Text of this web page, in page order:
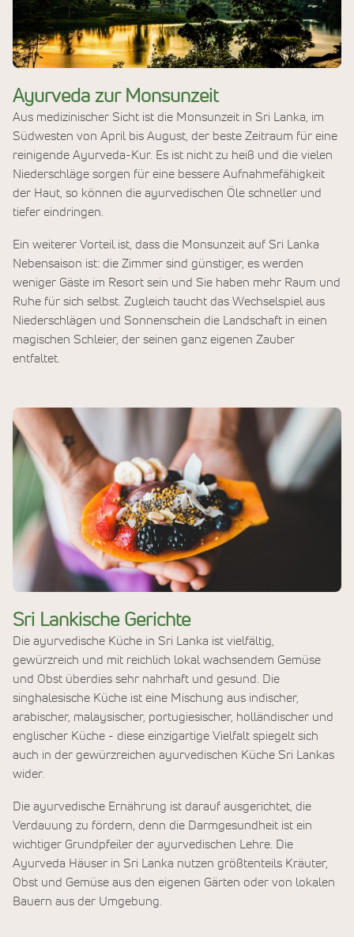
Ayurveda zur Monsunzeit
Aus medizinischer Sicht ist die Monsunzeit in Sri Lanka, im
Südwesten von April bis August, der beste Zeitraum für eine
reinigende Ayurveda-Kur. Es ist nicht zu heiß und die vielen
Niederschläge sorgen für eine bessere Aufnahmefähigkeit
der Haut, so können die ayurvedischen Öle schneller und
tiefer eindringen.
Ein weiterer Vorteil ist, dass die Monsunzeit auf Sri Lanka
Nebensaison ist: die Zimmer sind günstiger, es werden
weniger Gäste im Resort sein und Sie haben mehr Raum und
Ruhe für sich selbst. Zugleich taucht das Wechselspiel aus
Niederschlägen und Sonnenschein die Landschaft in einen
magischen Schleier, der seinen ganz eigenen Zauber
entfaltet.
Sri Lankische Gerichte
Die ayurvedische Küche in Sri Lanka ist vielfältig,
gewürzreich und mit reichlich lokal wachsendem Gemüse
und Obst überdies sehr nahrhaft und gesund. Die
singhalesische Küche ist eine Mischung aus indischer,
arabischer, malaysischer, portugiesischer, holländischer und
englischer Küche - diese einzigartige Vielfalt spiegelt sich
auch in der gewürzreichen ayurvedischen Küche Sri Lankas
wider.
Die ayurvedische Ernährung ist darauf ausgerichtet, die
Verdauung zu fördern, denn die Darmgesundheit ist ein
wichtiger Grundpfeiler der ayurvedischen Lehre. Die
Ayurveda Häuser in Sri Lanka nutzen größtenteils Kräuter,
Obst und Gemüse aus den eigenen Gärten oder von lokalen
Bauern aus der Umgebung.